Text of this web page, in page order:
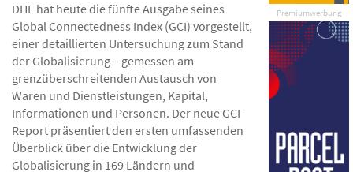
Premiumwerbung
DHL hat heute die fünfte Ausgabe seines
Global Connectedness Index (GCI) vorgestellt,
einer detaillierten Untersuchung zum Stand
der Globalisierung – gemessen am
grenzüberschreitenden Austausch von
Waren und Dienstleistungen, Kapital,
Informationen und Personen. Der neue GCI-
Report präsentiert den ersten umfassenden
Überblick über die Entwicklung der
Globalisierung in 169 Ländern und